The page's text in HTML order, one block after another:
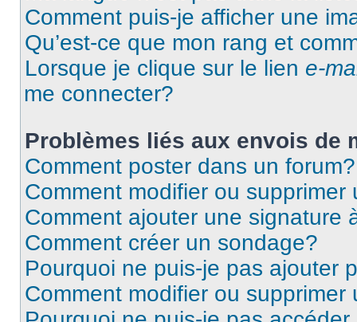
Comment puis-je afficher une
Qu’est-ce que mon rang et
Lorsque je clique sur le lien e-
me connecter?
Problèmes liés aux envois de
Comment poster dans un forum?
Comment modifier ou supprimer
Comment ajouter une signature
Comment créer un sondage?
Pourquoi ne puis-je pas ajouter
Comment modifier ou supprimer